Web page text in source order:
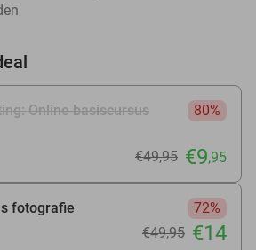
Online basiscursus
80%
€49,95 €9,95
fotografie
72%
€49,95 €14